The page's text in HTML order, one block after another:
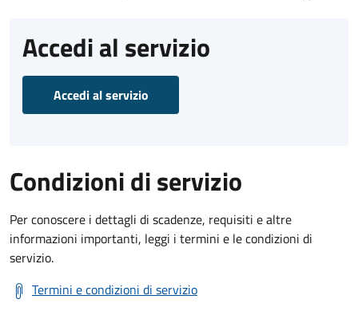
Accedi al servizio
Accedi al servizio
Condizioni di servizio
Per conoscere i dettagli di scadenze, requisiti e altre
informazioni importanti, leggi i termini e le condizioni di
servizio.
Termini e condizioni di servizio